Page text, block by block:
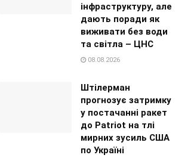
інфраструктуру, але
дають поради як
виживати без води
та світла – ЦНС
08.08.2026
Штілерман
прогнозує затримку
у постачанні ракет
до Patriot на тлі
мирних зусиль США
по Україні